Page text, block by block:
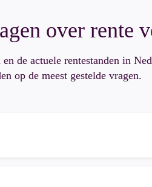
over rente
de actuele rentestanden in
op de meest gestelde vragen.